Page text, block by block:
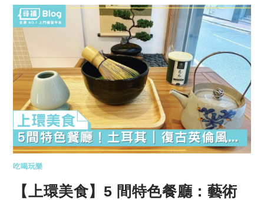
吃喝玩樂
【上環美食】5 間特色餐廳：藝術